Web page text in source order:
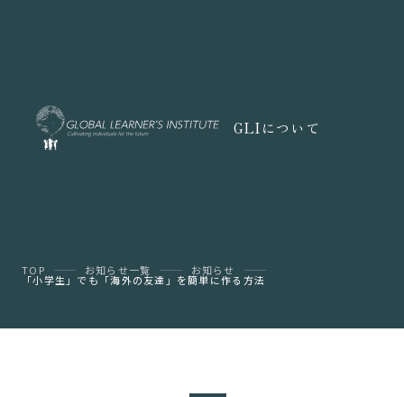
GLIについて
TOP お知らせ一覧 お知らせ
「小学生」でも「海外の友達」を簡単に作る方法